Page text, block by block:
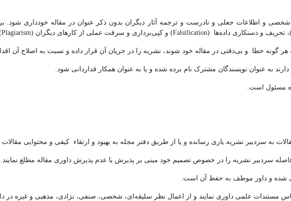
و اطلاعات جعلی و نادرست و ترجمه آثار دیگران بدون ذکر عنوان در مقاله خودداری شود.
خطا و بی‌دقتی در مقاله خود شوند، نشریه را در جریان آن قرار داده و نسبت به اصلاح آن
به عنوان نویسندگان مشترک نام برده شده و یا به عنوان همکار قداردانی شود.
مسئول است.
سردبیر نشریه یاری رسانده و یا از طریق دفتر مجله به بهبود و ارتقاء کیفی و محتوایی
سردبیر نشریه را در خصوص تصمیم خود مبنی بر پذیرش یا عدم پذیرش داوری مقاله مطلع نمایند.
شده و داور موظف به حفظ آن است.
علمی داوری نمایند و از اعمال نظر سلیقه‌ای، شخصی، صنفی، نژادی، مذهبی و غیره در